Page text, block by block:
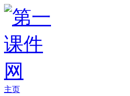
主页